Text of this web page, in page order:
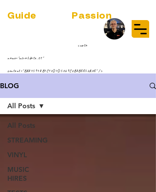
Guide Passion
<meta
name="msvalidate.01"
content="BA845948B1C10D4D5069C2B8BEE52A0E" />
BLOG
All Posts
STREAMING
VINYL
MUSIC
HIRES
All Posts